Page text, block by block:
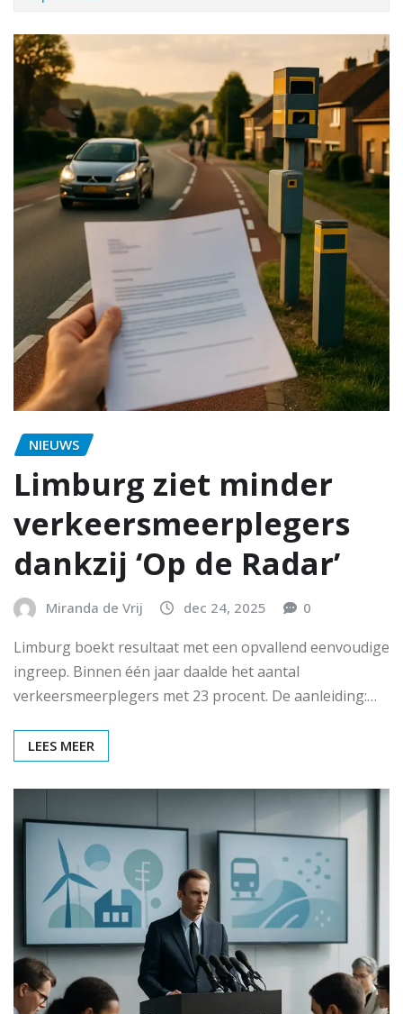
NIEUWS
Limburg ziet minder
verkeersmeerplegers
dankzij ‘Op de Radar’
Miranda de Vrij dec 24, 2025 0
Limburg boekt resultaat met een opvallend eenvoudige
ingreep. Binnen één jaar daalde het aantal
verkeersmeerplegers met 23 procent. De aanleiding:…
LEES MEER